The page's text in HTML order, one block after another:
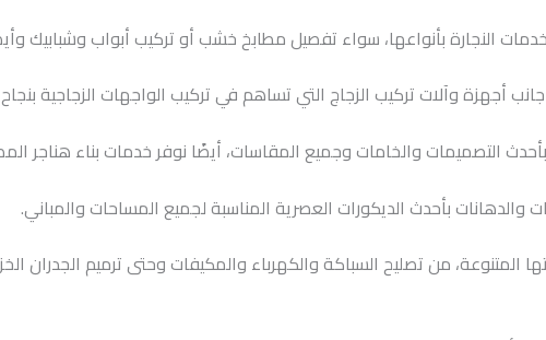
النجارة بأنواعها، سواء تفصيل مطابخ خشب أو تركيب أبواب وشبابيك
أجهزة وآلات تركيب الزجاج التي تساهم في تركيب الواجهات الزجاجية
التصميمات والخامات وجميع المقاسات، أيضًا نوفر خدمات بناء هناجر
بأحدث الديكورات العصرية المناسبة لجميع المساحات والمباني.
المتنوعة، من تصليح السباكة والكهرباء والمكيفات وحتى ترميم الجدران